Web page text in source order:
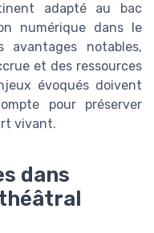
adapté au bac
numérique dans le
avantages notables,
et des ressources
évoqués doivent
pour préserver
vivant.
dans